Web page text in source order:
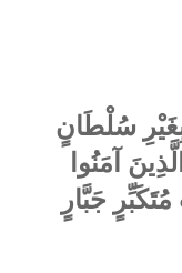
سُلْطَانٍ
آمَنُوا
جَبَّارٍ